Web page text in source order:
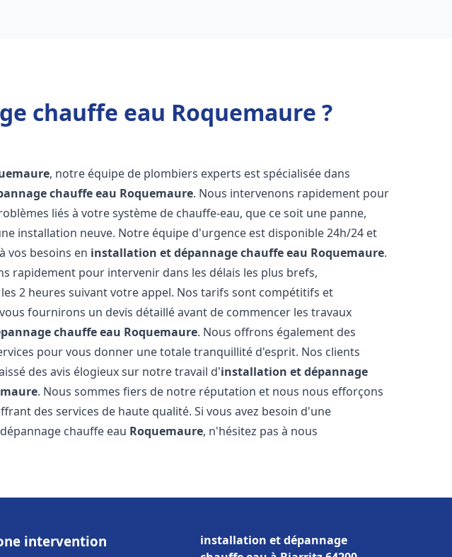
chauffe eau Roquemaure ?
, notre équipe de plombiers experts est spécialisée dans
chauffe eau Roquemaure. Nous intervenons rapidement pour
liés à votre système de chauffe-eau, que ce soit une panne,
installation neuve. Notre équipe d'urgence est disponible 24h/24 et
vos besoins en installation et dépannage chauffe eau Roquemaure.
rapidement pour intervenir dans les délais les plus brefs,
2 heures suivant votre appel. Nos tarifs sont compétitifs et
fournirons un devis détaillé avant de commencer les travaux
chauffe eau Roquemaure. Nous offrons également des
pour vous donner une totale tranquillité d'esprit. Nos clients
des avis élogieux sur notre travail d'installation et dépannage
. Nous sommes fiers de notre réputation et nous nous efforçons
des services de haute qualité. Si vous avez besoin d'une
chauffe eau Roquemaure, n'hésitez pas à nous
intervention
installation et dépannage